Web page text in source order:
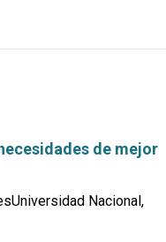
de mejor
Nacional,